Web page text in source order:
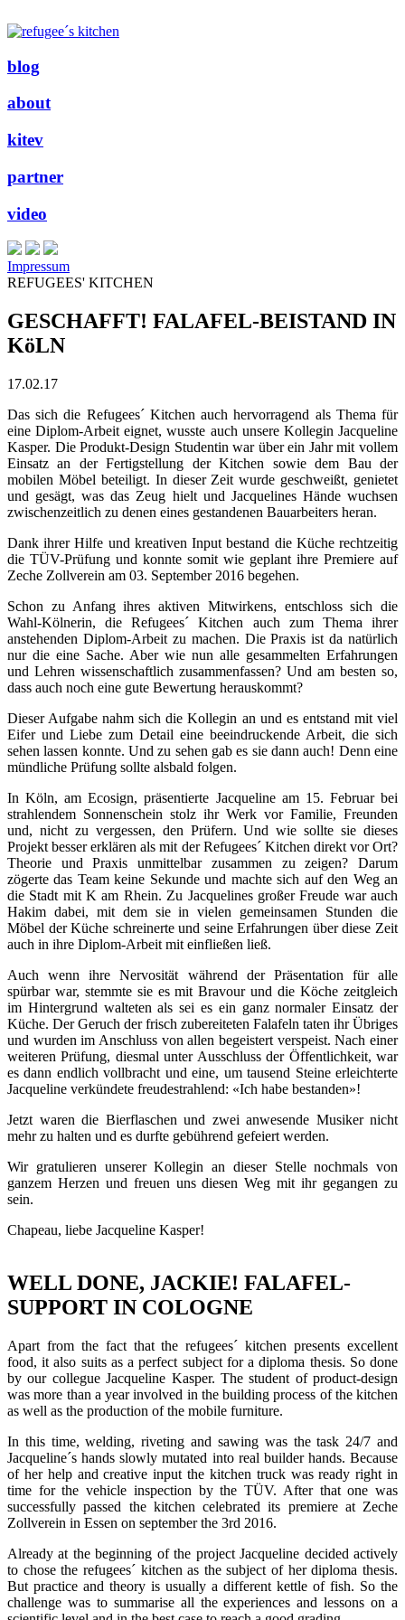
blog
about
kitev
partner
video
Impressum
REFUGEES' KITCHEN
GESCHAFFT! FALAFEL-BEISTAND IN
KöLN
17.02.17
Das sich die Refugees´ Kitchen auch hervorragend als Thema für
eine Diplom-Arbeit eignet, wusste auch unsere Kollegin Jacqueline
Kasper. Die Produkt-Design Studentin war über ein Jahr mit vollem
Einsatz an der Fertigstellung der Kitchen sowie dem Bau der
mobilen Möbel beteiligt. In dieser Zeit wurde geschweißt, genietet
und gesägt, was das Zeug hielt und Jacquelines Hände wuchsen
zwischenzeitlich zu denen eines gestandenen Bauarbeiters heran.
Dank ihrer Hilfe und kreativen Input bestand die Küche rechtzeitig
die TÜV-Prüfung und konnte somit wie geplant ihre Premiere auf
Zeche Zollverein am 03. September 2016 begehen.
Schon zu Anfang ihres aktiven Mitwirkens, entschloss sich die
Wahl-Kölnerin, die Refugees´ Kitchen auch zum Thema ihrer
anstehenden Diplom-Arbeit zu machen. Die Praxis ist da natürlich
nur die eine Sache. Aber wie nun alle gesammelten Erfahrungen
und Lehren wissenschaftlich zusammenfassen? Und am besten so,
dass auch noch eine gute Bewertung herauskommt?
Dieser Aufgabe nahm sich die Kollegin an und es entstand mit viel
Eifer und Liebe zum Detail eine beeindruckende Arbeit, die sich
sehen lassen konnte. Und zu sehen gab es sie dann auch! Denn eine
mündliche Prüfung sollte alsbald folgen.
In Köln, am Ecosign, präsentierte Jacqueline am 15. Februar bei
strahlendem Sonnenschein stolz ihr Werk vor Familie, Freunden
und, nicht zu vergessen, den Prüfern. Und wie sollte sie dieses
Projekt besser erklären als mit der Refugees´ Kitchen direkt vor Ort?
Theorie und Praxis unmittelbar zusammen zu zeigen? Darum
zögerte das Team keine Sekunde und machte sich auf den Weg an
die Stadt mit K am Rhein. Zu Jacquelines großer Freude war auch
Hakim dabei, mit dem sie in vielen gemeinsamen Stunden die
Möbel der Küche schreinerte und seine Erfahrungen über diese Zeit
auch in ihre Diplom-Arbeit mit einfließen ließ.
Auch wenn ihre Nervosität während der Präsentation für alle
spürbar war, stemmte sie es mit Bravour und die Köche zeitgleich
im Hintergrund walteten als sei es ein ganz normaler Einsatz der
Küche. Der Geruch der frisch zubereiteten Falafeln taten ihr Übriges
und wurden im Anschluss von allen begeistert verspeist. Nach einer
weiteren Prüfung, diesmal unter Ausschluss der Öffentlichkeit, war
es dann endlich vollbracht und eine, um tausend Steine erleichterte
Jacqueline verkündete freudestrahlend: «Ich habe bestanden»!
Jetzt waren die Bierflaschen und zwei anwesende Musiker nicht
mehr zu halten und es durfte gebührend gefeiert werden.
Wir gratulieren unserer Kollegin an dieser Stelle nochmals von
ganzem Herzen und freuen uns diesen Weg mit ihr gegangen zu
sein.
Chapeau, liebe Jacqueline Kasper!
WELL DONE, JACKIE! FALAFEL-
SUPPORT IN COLOGNE
Apart from the fact that the refugees´ kitchen presents excellent
food, it also suits as a perfect subject for a diploma thesis. So done
by our collegue Jacqueline Kasper. The student of product-design
was more than a year involved in the building process of the kitchen
as well as the production of the mobile furniture.
In this time, welding, riveting and sawing was the task 24/7 and
Jacqueline´s hands slowly mutated into real builder hands. Because
of her help and creative input the kitchen truck was ready right in
time for the vehicle inspection by the TÜV. After that one was
successfully passed the kitchen celebrated its premiere at Zeche
Zollverein in Essen on september the 3rd 2016.
Already at the beginning of the project Jacqueline decided actively
to chose the refugees´ kitchen as the subject of her diploma thesis.
But practice and theory is usually a different kettle of fish. So the
challenge was to summarise all the experiences and lessons on a